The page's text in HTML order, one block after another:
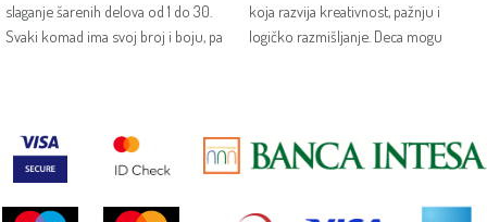
slaganje šarenih delova od 1 do 30.
Svaki komad ima svoj broj i boju, pa
podstiče radoznalost i učenje kroz
igru.
koja razvija kreativnost, pažnju i
logičko razmišljanje. Deca mogu